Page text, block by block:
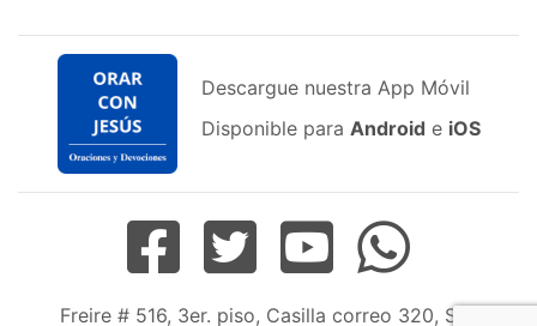
Descargue nuestra App Móvil
Disponible para Android e iOS
Freire # 516, 3er. piso, Casilla correo 320, San